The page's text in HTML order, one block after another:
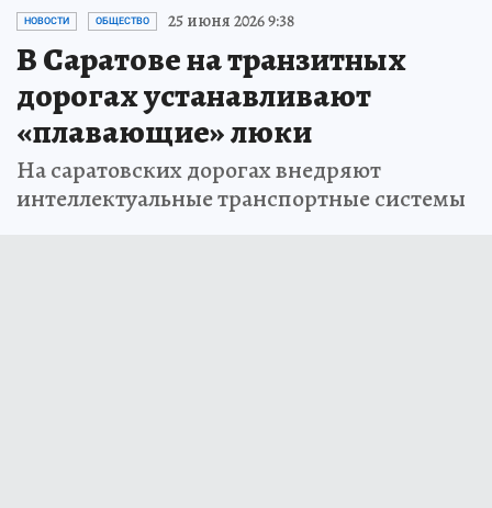
НОВОСТИ ОБЩЕСТВО 25 июня 2026 9:38
В Саратове на транзитных
дорогах устанавливают
«плавающие» люки
На саратовских дорогах внедряют
интеллектуальные транспортные системы